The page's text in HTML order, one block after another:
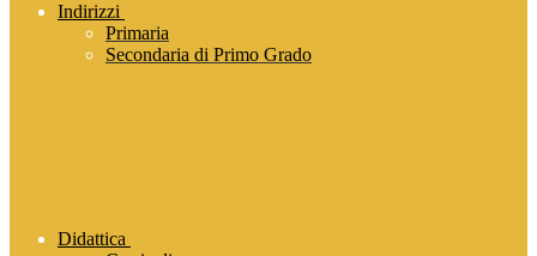
Indirizzi
Primaria
Secondaria di Primo Grado
Didattica